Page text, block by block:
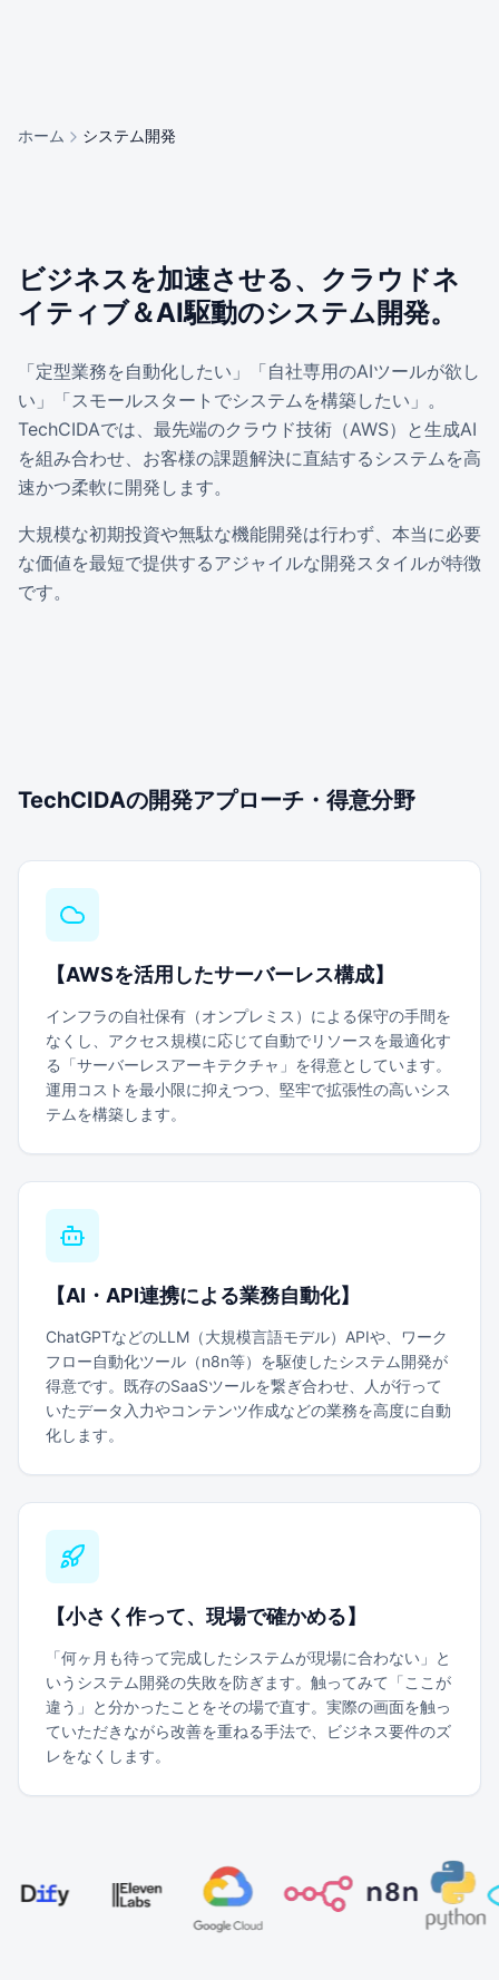
ホーム システム開発
ビジネスを加速させる、クラウドネ
イティブ＆AI駆動のシステム開発。
「定型業務を自動化したい」「自社専用のAIツールが欲し
い」「スモールスタートでシステムを構築したい」。
TechCIDAでは、最先端のクラウド技術（AWS）と生成AI
を組み合わせ、お客様の課題解決に直結するシステムを高
速かつ柔軟に開発します。
大規模な初期投資や無駄な機能開発は行わず、本当に必要
な価値を最短で提供するアジャイルな開発スタイルが特徴
です。
TechCIDAの開発アプローチ・得意分野
【AWSを活用したサーバーレス構成】
インフラの自社保有（オンプレミス）による保守の手間を
なくし、アクセス規模に応じて自動でリソースを最適化す
る「サーバーレスアーキテクチャ」を得意としています。
運用コストを最小限に抑えつつ、堅牢で拡張性の高いシス
テムを構築します。
【AI・API連携による業務自動化】
ChatGPTなどのLLM（大規模言語モデル）APIや、ワーク
フロー自動化ツール（n8n等）を駆使したシステム開発が
得意です。既存のSaaSツールを繋ぎ合わせ、人が行って
いたデータ入力やコンテンツ作成などの業務を高度に自動
化します。
【小さく作って、現場で確かめる】
「何ヶ月も待って完成したシステムが現場に合わない」と
いうシステム開発の失敗を防ぎます。触ってみて「ここが
違う」と分かったことをその場で直す。実際の画面を触っ
ていただきながら改善を重ねる手法で、ビジネス要件のズ
レをなくします。